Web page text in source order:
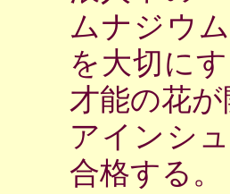
ムナジウ
を大切に
才能の花
アインシ
合格する。